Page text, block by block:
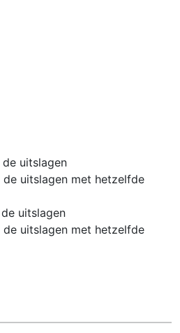
de uitslagen
de uitslagen met hetzelfde
uitslagen
de uitslagen met hetzelfde